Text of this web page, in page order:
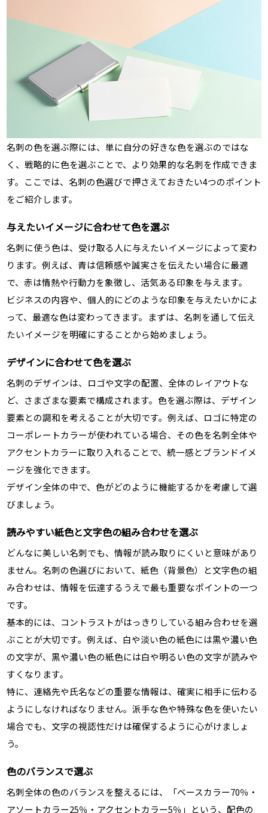
名刺の色を選ぶ際には、単に自分の好きな色を選ぶのではな
く、戦略的に色を選ぶことで、より効果的な名刺を作成できま
す。ここでは、名刺の色選びで押さえておきたい4つのポイント
をご紹介します。
与えたいイメージに合わせて色を選ぶ
名刺に使う色は、受け取る人に与えたいイメージによって変わ
ります。例えば、青は信頼感や誠実さを伝えたい場合に最適
で、赤は情熱や行動力を象徴し、活気ある印象を与えます。
ビジネスの内容や、個人的にどのような印象を与えたいかによ
って、最適な色は変わってきます。まずは、名刺を通して伝え
たいイメージを明確にすることから始めましょう。
デザインに合わせて色を選ぶ
名刺のデザインは、ロゴや文字の配置、全体のレイアウトな
ど、さまざまな要素で構成されます。色を選ぶ際は、デザイン
要素との調和を考えることが大切です。例えば、ロゴに特定の
コーポレートカラーが使われている場合、その色を名刺全体や
アクセントカラーに取り入れることで、統一感とブランドイメ
ージを強化できます。
デザイン全体の中で、色がどのように機能するかを考慮して選
びましょう。
読みやすい紙色と文字色の組み合わせを選ぶ
どんなに美しい名刺でも、情報が読み取りにくいと意味があり
ません。名刺の色選びにおいて、紙色（背景色）と文字色の組
み合わせは、情報を伝達するうえで最も重要なポイントの一つ
です。
基本的には、コントラストがはっきりしている組み合わせを選
ぶことが大切です。例えば、白や淡い色の紙色には黒や濃い色
の文字が、黒や濃い色の紙色には白や明るい色の文字が読みや
すくなります。
特に、連絡先や氏名などの重要な情報は、確実に相手に伝わる
ようにしなければなりません。派手な色や特殊な色を使いたい
場合でも、文字の視認性だけは確保するように心がけましょ
う。
色のバランスで選ぶ
名刺全体の色のバランスを整えるには、「ベースカラー70％・
アソートカラー25％・アクセントカラー5％」という、配色の